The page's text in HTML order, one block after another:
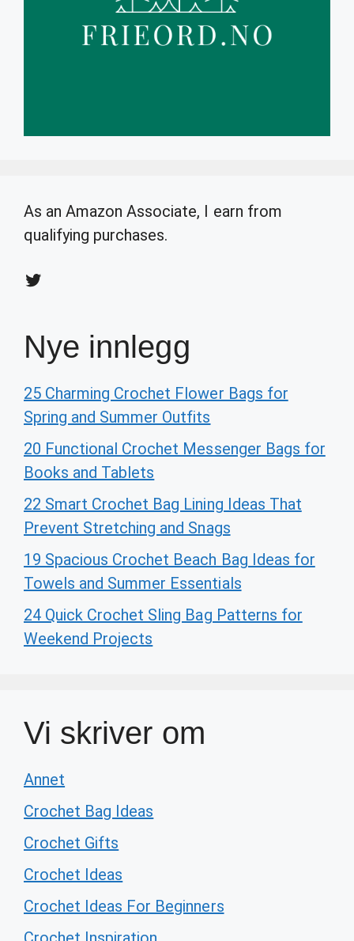
As an Amazon Associate, I earn from
qualifying purchases.
Twitter
Nye innlegg
25 Charming Crochet Flower Bags for
Spring and Summer Outfits
20 Functional Crochet Messenger Bags for
Books and Tablets
22 Smart Crochet Bag Lining Ideas That
Prevent Stretching and Snags
19 Spacious Crochet Beach Bag Ideas for
Towels and Summer Essentials
24 Quick Crochet Sling Bag Patterns for
Weekend Projects
Vi skriver om
Annet
Crochet Bag Ideas
Crochet Gifts
Crochet Ideas
Crochet Ideas For Beginners